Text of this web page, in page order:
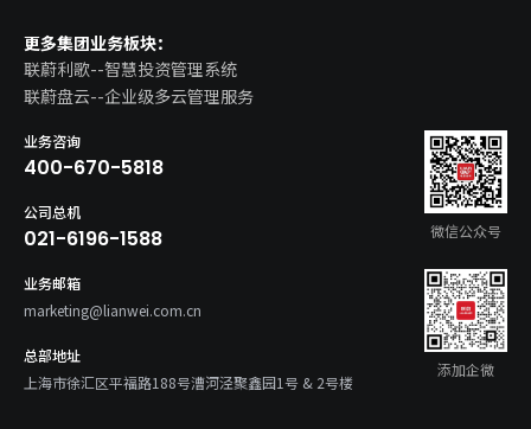
更多集团业务板块：
联蔚利歌--智慧投资管理系统
联蔚盘云--企业级多云管理服务
业务咨询
400-670-5818
公司总机
021-6196-1588
业务邮箱
marketing@lianwei.com.cn
总部地址
上海市徐汇区平福路188号漕河泾聚鑫园1号 & 2号楼
微信公众号
添加企微